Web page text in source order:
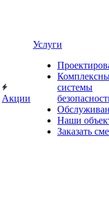
Акции
Услуги
системы
Наши
Заказать